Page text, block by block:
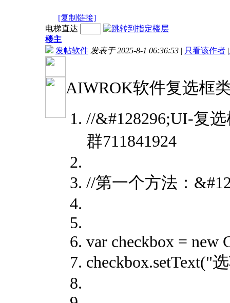
[复制链接]
电梯直达
楼主
发帖软件 发表于 2025-8-1 06:36:53 | 只看该作者 |
AIWROK软件复选框
//&#128296;UI-复
群711841924
//第一个方法：
var checkbox = new
checkbox.setText("